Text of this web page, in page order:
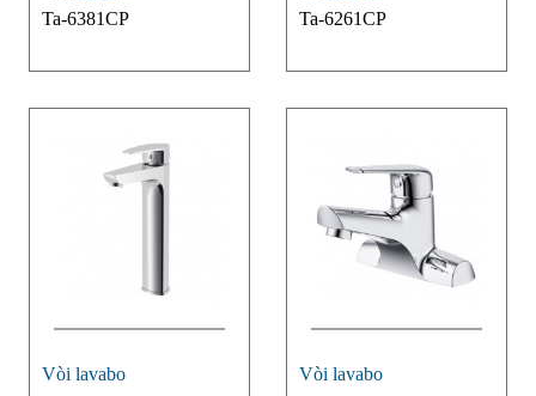
Ta-6381CP
Ta-6261CP
Vòi lavabo
Vòi lavabo